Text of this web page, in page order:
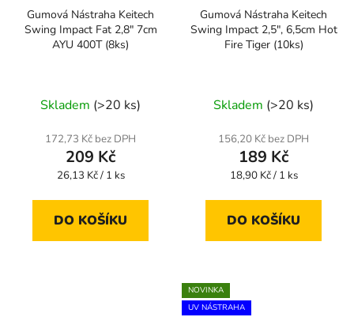
Gumová Nástraha Keitech
Swing Impact Fat 2,8" 7cm
AYU 400T (8ks)
Skladem (>20 ks)
172,73 Kč bez DPH
209 Kč
Měrná
26,13 Kč / 1 ks
DO KOŠÍKU
Gumová Nástraha Keitech
Swing Impact 2,5", 6,5cm Hot
Fire Tiger (10ks)
Skladem (>20 ks)
156,20 Kč bez DPH
189 Kč
Měrná
18,90 Kč / 1 ks
DO KOŠÍKU
NOVINKA
UV NÁSTRAHA